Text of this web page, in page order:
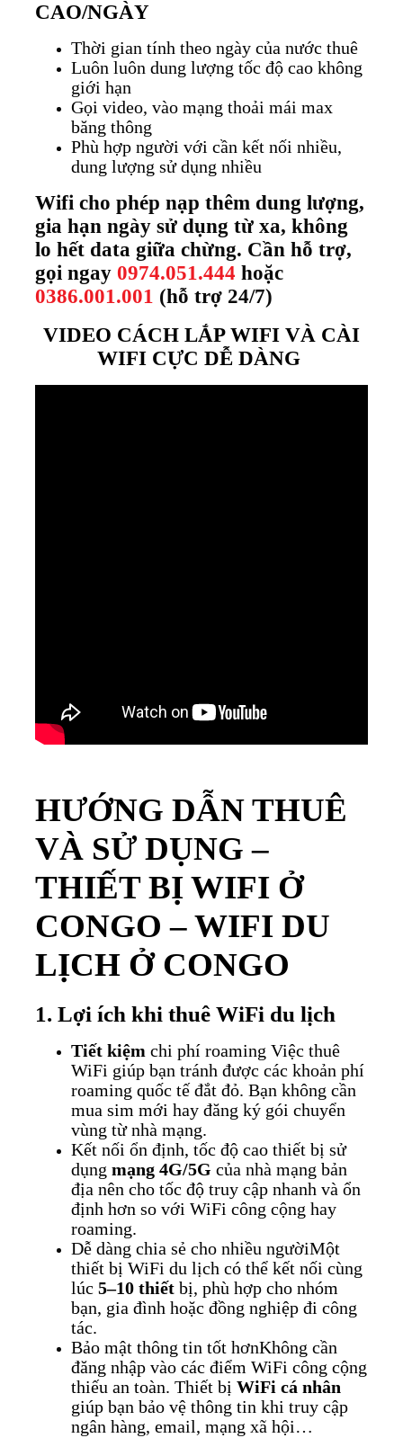
CAO/NGÀY
Thời gian tính theo ngày của nước thuê
Luôn luôn dung lượng tốc độ cao không
giới hạn
Gọi video, vào mạng thoải mái max
băng thông
Phù hợp người với cần kết nối nhiều,
dung lượng sử dụng nhiều
Wifi cho phép nạp thêm dung lượng,
gia hạn ngày sử dụng từ xa, không
lo hết data giữa chừng. Cần hỗ trợ,
gọi ngay 0974.051.444 hoặc
0386.001.001 (hỗ trợ 24/7)
VIDEO CÁCH LẮP WIFI VÀ CÀI
WIFI CỰC DỄ DÀNG
HƯỚNG DẪN THUÊ
VÀ SỬ DỤNG –
THIẾT BỊ WIFI Ở
CONGO – WIFI DU
LỊCH Ở CONGO
1. Lợi ích khi thuê WiFi du lịch
Tiết kiệm chi phí roaming Việc thuê
WiFi giúp bạn tránh được các khoản phí
roaming quốc tế đắt đỏ. Bạn không cần
mua sim mới hay đăng ký gói chuyển
vùng từ nhà mạng.
Kết nối ổn định, tốc độ cao thiết bị sử
dụng mạng 4G/5G của nhà mạng bản
địa nên cho tốc độ truy cập nhanh và ổn
định hơn so với WiFi công cộng hay
roaming.
Dễ dàng chia sẻ cho nhiều ngườiMột
thiết bị WiFi du lịch có thể kết nối cùng
lúc 5–10 thiết bị, phù hợp cho nhóm
bạn, gia đình hoặc đồng nghiệp đi công
tác.
Bảo mật thông tin tốt hơnKhông cần
đăng nhập vào các điểm WiFi công cộng
thiếu an toàn. Thiết bị WiFi cá nhân
giúp bạn bảo vệ thông tin khi truy cập
ngân hàng, email, mạng xã hội…